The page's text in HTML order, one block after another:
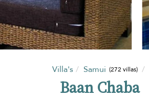
Villa's Samui (272 villas)
Baan Chaba